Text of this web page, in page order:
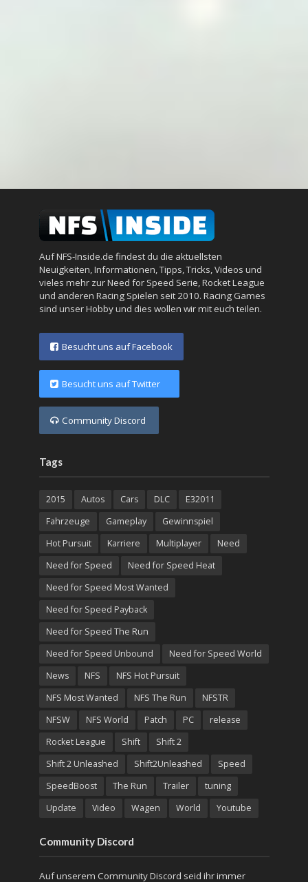
Auf NFS-Inside.de findest du die aktuellsten
Neuigkeiten, Informationen, Tipps, Tricks, Videos und
vieles mehr zur Need for Speed Serie, Rocket League
und anderen Racing Spielen seit 2010. Racing Games
sind unser Hobby und dies wollen wir mit euch teilen.
Besucht uns auf Facebook
Besucht uns auf Twitter
Community Discord
Tags
2015 Autos Cars DLC
E32011
Fahrzeuge
Gameplay
Gewinnspiel
Hot Pursuit
Karriere Multiplayer
Need
Need for Speed
Need for Speed Heat
Need for Speed Most Wanted
Need for Speed Payback
Need for Speed The Run
Need for Speed Unbound
Need for Speed World
News
NFS
NFS Hot Pursuit
NFS Most Wanted
NFS The Run
NFSTR
NFSW
NFS World Patch PC
release
Rocket League
Shift
Shift 2
Shift 2 Unleashed
Shift2Unleashed
Speed
SpeedBoost
The Run Trailer
tuning
Update
Video Wagen World Youtube
Community Discord
Auf unserem Community Discord seid ihr immer